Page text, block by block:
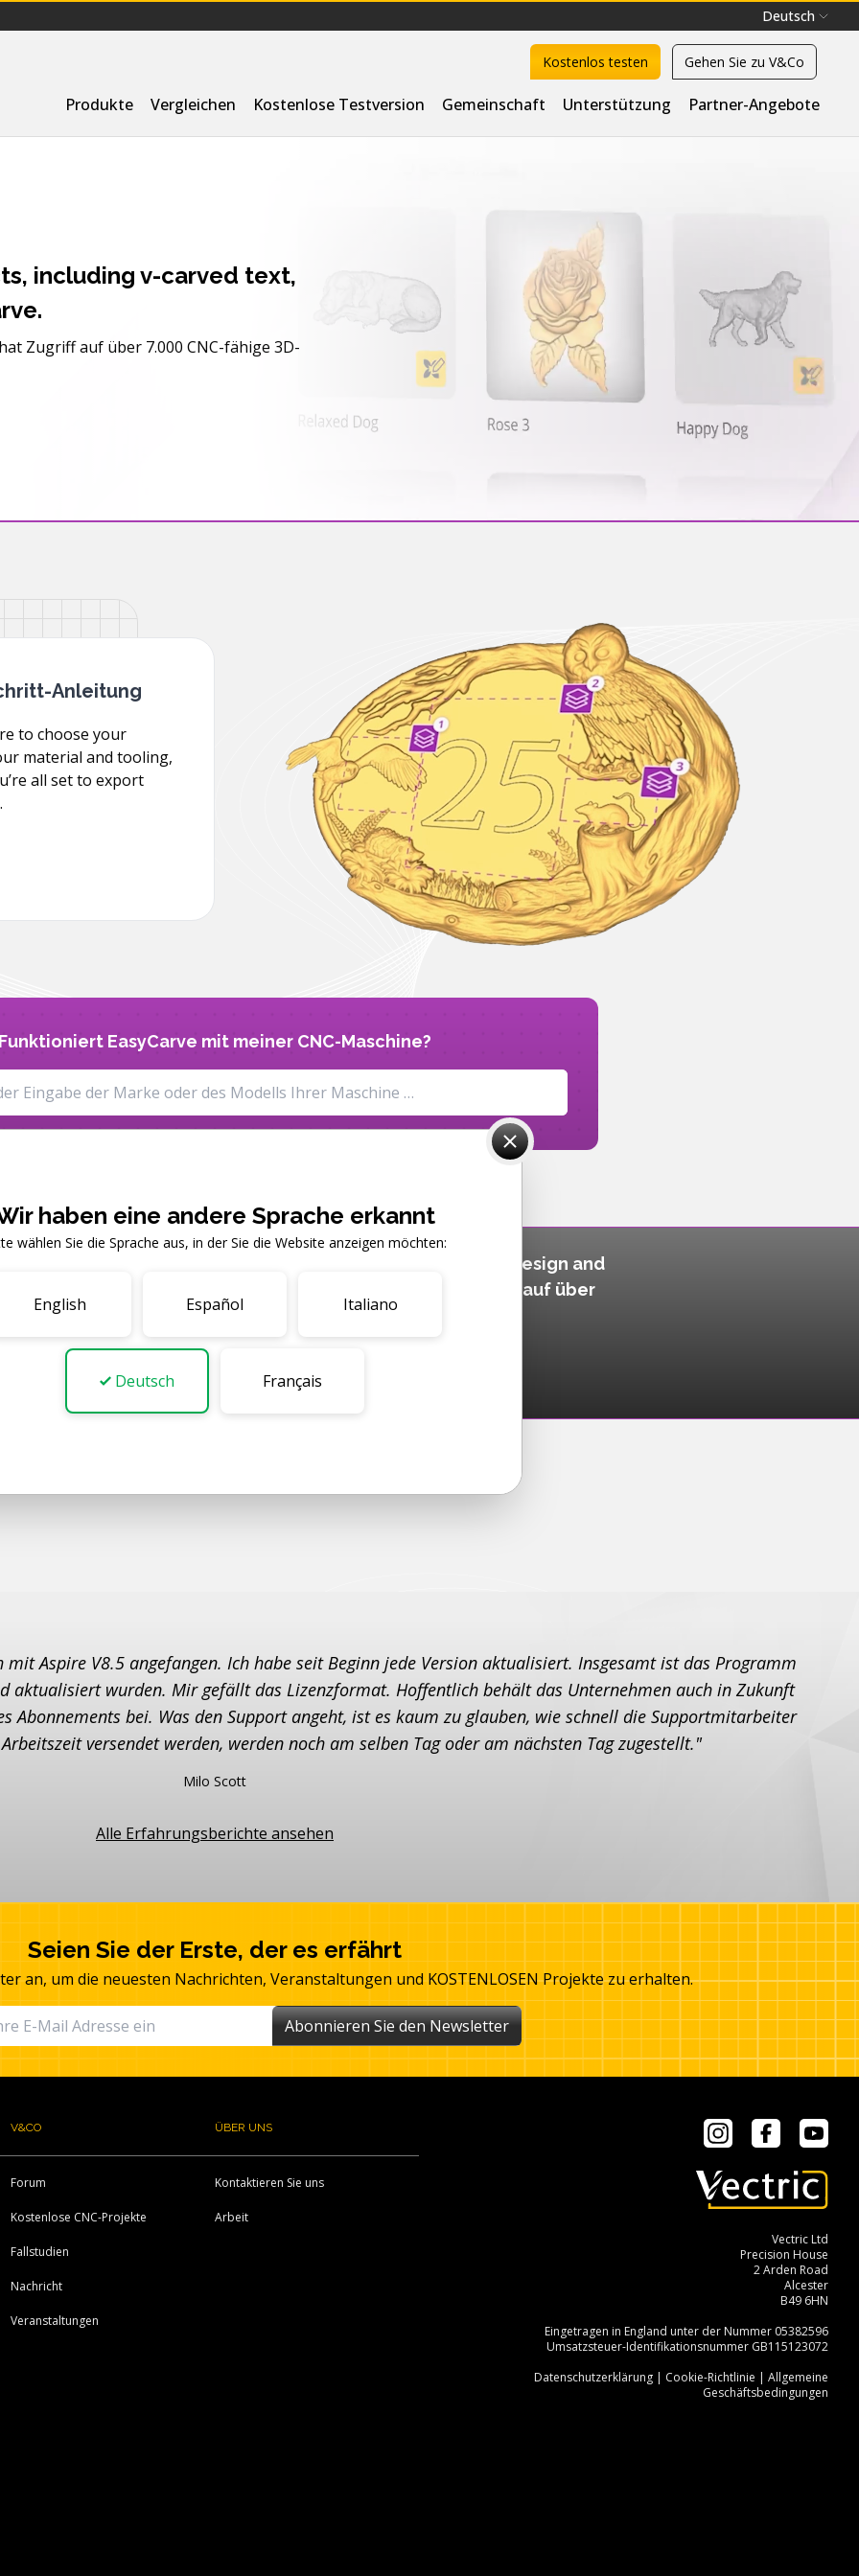
Deutsch
Kostenlos testen Gehen Sie zu V&Co
Produkte Vergleichen Kostenlose Testversion Gemeinschaft Unterstützung Partner-Angebote
including v-carved text,
Zugriff auf über 7.000 CNC-fähige 3D-
Anleitung
to choose your
material and tooling,
all set to export
EasyCarve mit meiner CNC-Maschine?
EasyCarve basiert auf Design and
Make und bietet Zugriff auf über
7.000 Einzelmodelle.
Aspire V8.5 angefangen. Ich habe seit Beginn jede Version aktualisiert. Insgesamt ist das Programm
aktualisiert wurden. Mir gefällt das Lizenzformat. Hoffentlich behält das Unternehmen auch in Zukunft
Abonnements bei. Was den Support angeht, ist es kaum zu glauben, wie schnell die Supportmitarbeiter
versendet werden, werden noch am selben Tag oder am nächsten Tag zugestellt."
Milo Scott
Alle Erfahrungsberichte ansehen
Seien Sie der Erste, der es erfährt
an, um die neuesten Nachrichten, Veranstaltungen und KOSTENLOSEN Projekte zu erhalten.
Abonnieren Sie den Newsletter
V&CO
Forum
Kostenlose CNC-Projekte
Fallstudien
Nachricht
Veranstaltungen
ÜBER UNS
Kontaktieren Sie uns
Arbeit
Vectric Ltd
Precision House
2 Arden Road
Alcester
B49 6HN
Eingetragen in England unter der Nummer 05382596
Umsatzsteuer-Identifikationsnummer GB115123072
Datenschutzerklärung| Cookie-Richtlinie | Allgemeine
Geschäftsbedingungen
haben eine andere Sprache erkannt
wählen Sie die Sprache aus, in der Sie die Website anzeigen möchten:
English Español Italiano
Deutsch Français